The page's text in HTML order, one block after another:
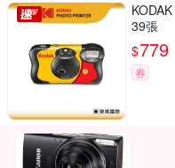
39張
$779
券